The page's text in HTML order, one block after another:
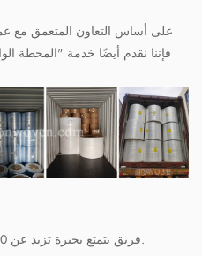
على أساس التعاون المتعمق مع
فإننا نقدم أيضًا خدمة "المحطة
--- فريق يتمتع بخبرة تزيد عن 20 عامًا في صناعة منتجات النظافة.